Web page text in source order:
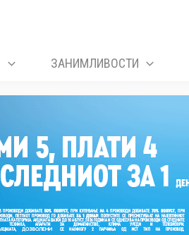
ЗАНИМЛИВОСТИ